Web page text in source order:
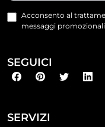
SERVIZI
Acconsento al
messaggi
SEGUICI